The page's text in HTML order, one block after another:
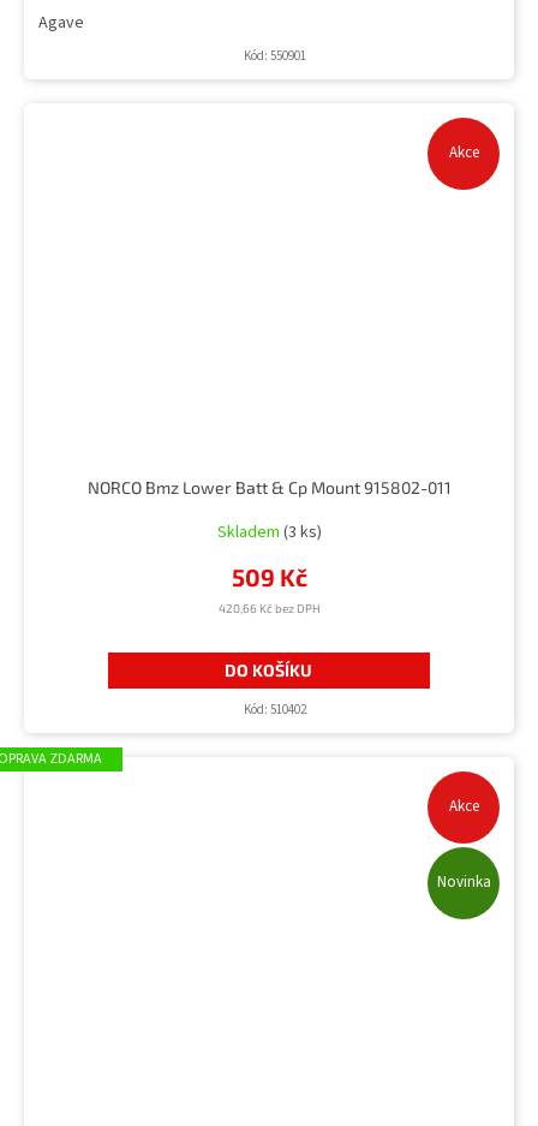
Agave
Kód: 550901
Akce
NORCO Bmz Lower Batt & Cp Mount 915802-011
Skladem (3 ks)
420,66 Kč bez DPH
509 Kč
DO KOŠÍKU
Kód: 510402
Akce
Novinka
ZDARMA